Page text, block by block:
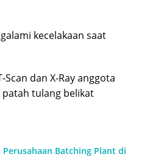
kecelakaan saat
dan X-Ray anggota
tulang belikat
Batching Plant di